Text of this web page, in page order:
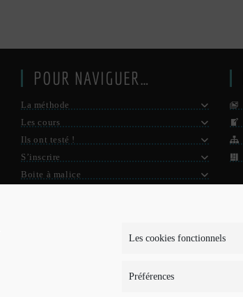
Les cookies fonctionnels
Préférences
POUR NAVIGUER…
La méthode
Les cours
Ils ont testé !
S’inscrire
Boite à malice
PLUS D’INFOS…